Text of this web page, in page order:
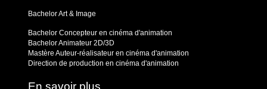
Bachelor Art & Image
Bachelor Concepteur en cinéma d'animation
Bachelor Animateur 2D/3D
Mastère Auteur-réalisateur en cinéma d'animation
Direction de production en cinéma d'animation
En savoir plus